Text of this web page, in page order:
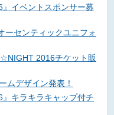
』イベントスポンサー募
ーセンティックユニフォ
2016チケット販
ムデザイン発表！
』キラキラキャップ付チ